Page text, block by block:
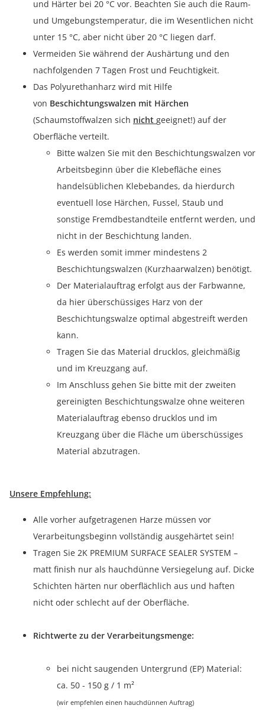
und Härter bei 20 °C vor. Beachten Sie auch die Raum-
und Umgebungstemperatur, die im Wesentlichen nicht
unter 15 °C, aber nicht über 20 °C liegen darf.
Vermeiden Sie während der Aushärtung und den
nachfolgenden 7 Tagen Frost und Feuchtigkeit.
Das Polyurethanharz wird mit Hilfe
von Beschichtungswalzen mit Härchen
(Schaumstoffwalzen sich nicht geeignet!) auf der
Oberfläche verteilt.
Bitte walzen Sie mit den Beschichtungswalzen vor
Arbeitsbeginn über die Klebefläche eines
handelsüblichen Klebebandes, da hierdurch
eventuell lose Härchen, Fussel, Staub und
sonstige Fremdbestandteile entfernt werden, und
nicht in der Beschichtung landen.
Es werden somit immer mindestens 2
Beschichtungswalzen (Kurzhaarwalzen) benötigt.
Der Materialauftrag erfolgt aus der Farbwanne,
da hier überschüssiges Harz von der
Beschichtungswalze optimal abgestreift werden
kann.
Tragen Sie das Material drucklos, gleichmäßig
und im Kreuzgang auf.
Im Anschluss gehen Sie bitte mit der zweiten
gereinigten Beschichtungswalze ohne weiteren
Materialauftrag ebenso drucklos und im
Kreuzgang über die Fläche um überschüssiges
Material abzutragen.
Unsere Empfehlung:
Alle vorher aufgetragenen Harze müssen vor
Verarbeitungsbeginn vollständig ausgehärtet sein!
Tragen Sie 2K PREMIUM SURFACE SEALER SYSTEM –
matt finish nur als hauchdünne Versiegelung auf. Dicke
Schichten härten nur oberflächlich aus und haften
nicht oder schlecht auf der Oberfläche.
Richtwerte zu der Verarbeitungsmenge:
bei nicht saugenden Untergrund (EP) Material:
ca. 50 - 150 g / 1 m²
(wir empfehlen einen hauchdünnen Auftrag)